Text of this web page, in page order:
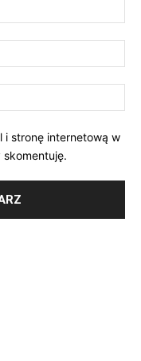
i stronę internetową w